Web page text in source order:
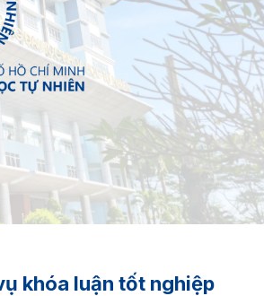
khóa luận tốt nghiệp